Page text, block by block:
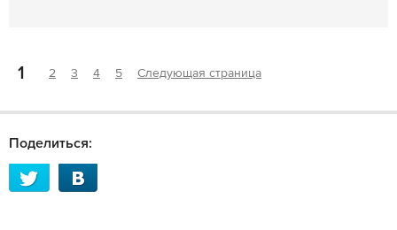
1 2 3 4 5 Следующая страница
Поделиться: